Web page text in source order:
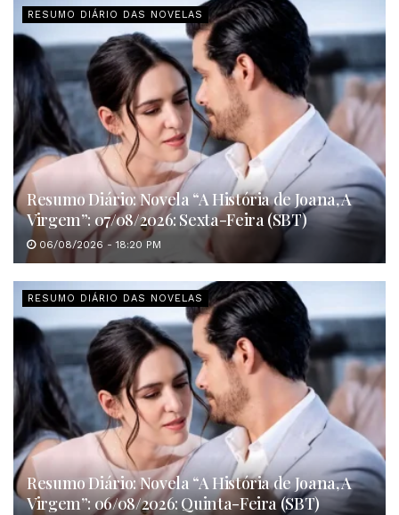
RESUMO DIÁRIO DAS NOVELAS
Resumo Diário: Novela “A História de Joana, A
Virgem”: 07/08/2026: Sexta-Feira (SBT)
06/08/2026 - 18:20 PM
RESUMO DIÁRIO DAS NOVELAS
Resumo Diário: Novela “A História de Joana, A
Virgem”: 06/08/2026: Quinta-Feira (SBT)